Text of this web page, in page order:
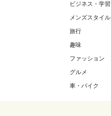
ビジネス・学習
メンズスタイル
旅行
趣味
ファッション
グルメ
車・バイク